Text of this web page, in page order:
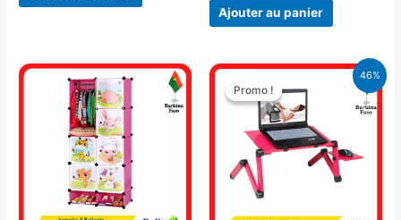
Ajouter au panier
46%
Promo !
Promo !
Le
prix
initial
était :
26.000 CFA.
Le
prix
actuel
est :